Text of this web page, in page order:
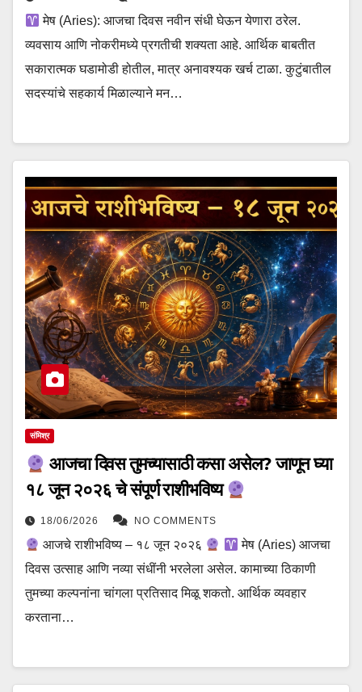
मेष (Aries): आजचा दिवस नवीन संधी घेऊन येणारा ठरेल.
व्यवसाय आणि नोकरीमध्ये प्रगतीची शक्यता आहे. आर्थिक बाबतीत
सकारात्मक घडामोडी होतील, मात्र अनावश्यक खर्च टाळा. कुटुंबातील
सदस्यांचे सहकार्य मिळाल्याने मन…
संमिश्र
आजचा दिवस तुमच्यासाठी कसा असेल? जाणून घ्या
१८ जून २०२६ चे संपूर्ण राशीभविष्य
18/06/2026 NO COMMENTS
आजचे राशीभविष्य – १८ जून २०२६
मेष (Aries) आजचा
दिवस उत्साह आणि नव्या संधींनी भरलेला असेल. कामाच्या ठिकाणी
तुमच्या कल्पनांना चांगला प्रतिसाद मिळू शकतो. आर्थिक व्यवहार
करताना…